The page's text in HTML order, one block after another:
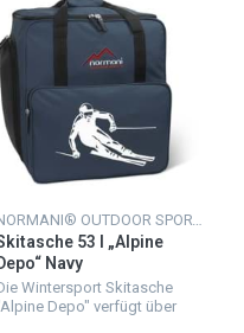
53 l „Alpine
Navy
Wintersport Skitasche
Depo" verfügt über